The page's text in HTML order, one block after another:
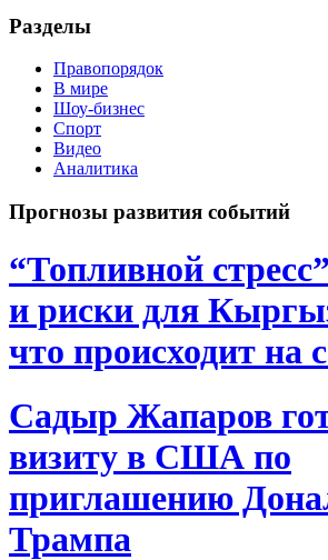
Разделы
Правопорядок
В мире
Шоу-бизнес
Спорт
Видео
Аналитика
Прогнозы развития событий
“Топливной
и риски для
что происходит на
Садыр Жапаров
визиту в США по
приглашению
Трампа